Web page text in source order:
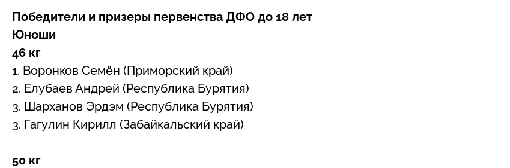
Победители и призеры первенства ДФО до 18 лет
Юноши
46 кг
1. Воронков Семён (Приморский край)
2. Елубаев Андрей (Республика Бурятия)
3. Шарханов Эрдэм (Республика Бурятия)
3. Гагулин Кирилл (Забайкальский край)
50 кг